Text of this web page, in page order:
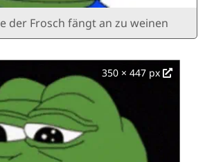
der Frosch fängt an zu weinen
350 × 447 px